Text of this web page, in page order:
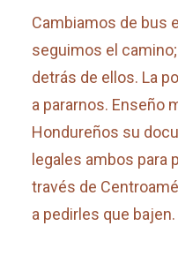
Cambiamos de bus
seguimos el
detrás de ellos. La
a pararnos. Enseño
Hondureños su
legales ambos para
través de
a pedirles que bajen.